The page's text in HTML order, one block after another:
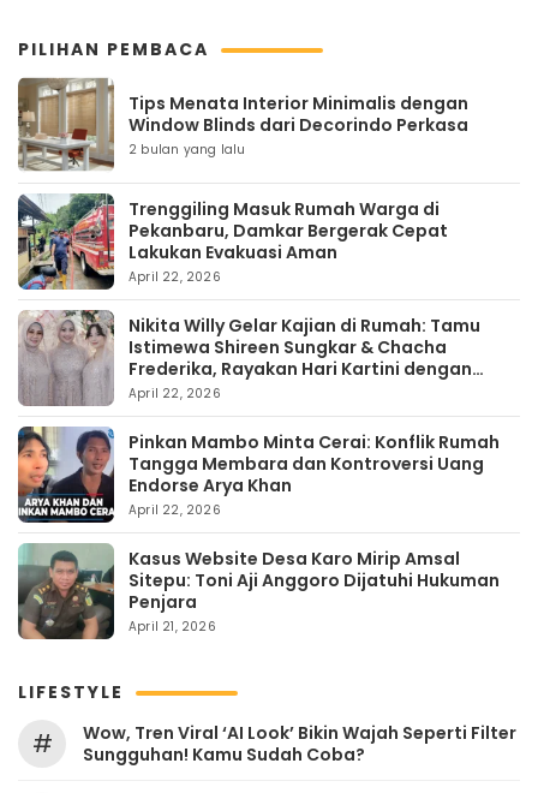
PILIHAN PEMBACA
Tips Menata Interior Minimalis dengan
Window Blinds dari Decorindo Perkasa
2 bulan yang lalu
Trenggiling Masuk Rumah Warga di
Pekanbaru, Damkar Bergerak Cepat
Lakukan Evakuasi Aman
April 22, 2026
Nikita Willy Gelar Kajian di Rumah: Tamu
Istimewa Shireen Sungkar & Chacha
Frederika, Rayakan Hari Kartini dengan
Kehangatan
April 22, 2026
Pinkan Mambo Minta Cerai: Konflik Rumah
Tangga Membara dan Kontroversi Uang
Endorse Arya Khan
April 22, 2026
Kasus Website Desa Karo Mirip Amsal
Sitepu: Toni Aji Anggoro Dijatuhi Hukuman
Penjara
April 21, 2026
LIFESTYLE
#
Wow, Tren Viral ‘AI Look’ Bikin Wajah Seperti Filter
Sungguhan! Kamu Sudah Coba?